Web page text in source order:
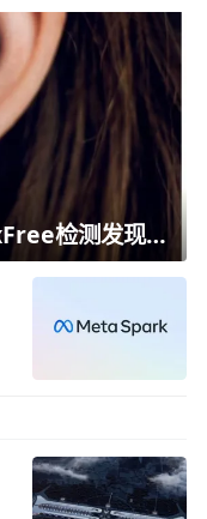
81款主流耳机全军覆没：ToxFree检测发现均含对人体有害化学物质